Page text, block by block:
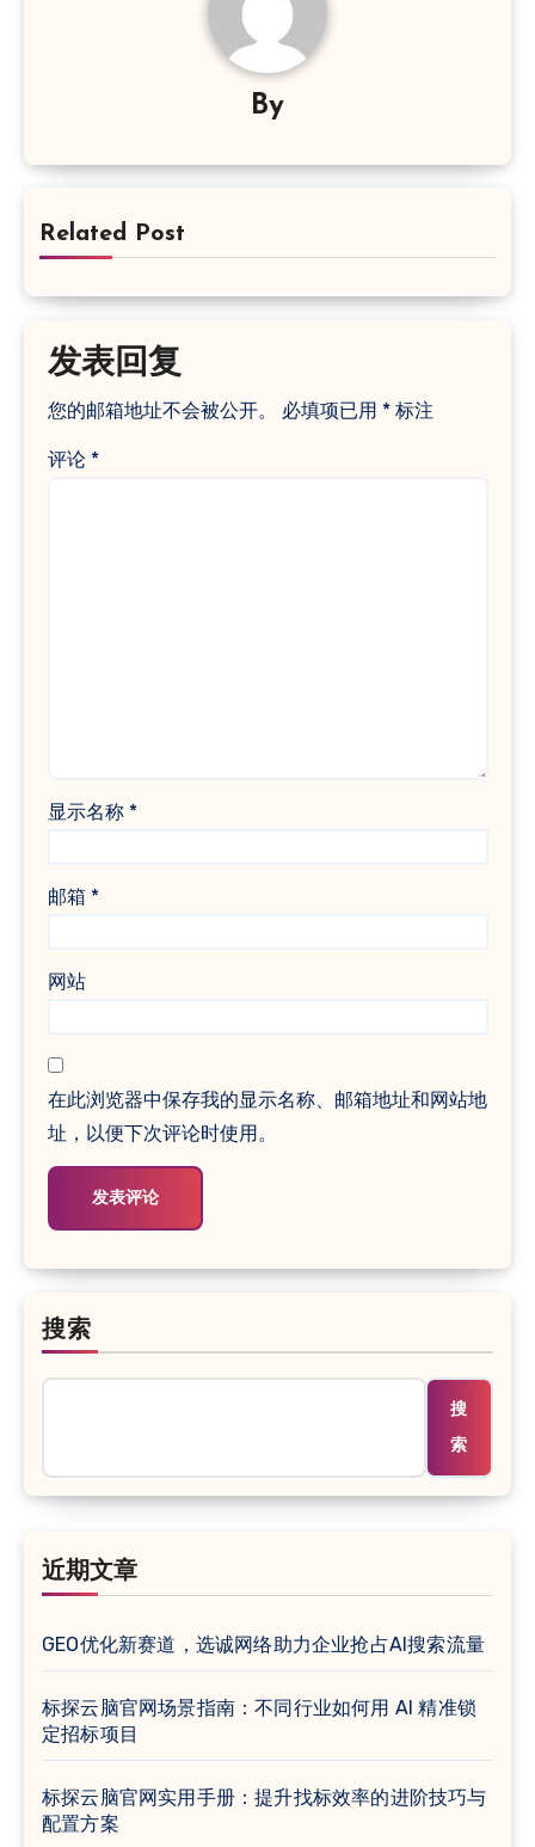
By
Related Post
发表回复
您的邮箱地址不会被公开。 必填项已用 *标注
评论 *
显示名称 *
邮箱 *
网站
在此浏览器中保存我的显示名称、邮箱地址和网站地
址，以便下次评论时使用。
搜索
搜
索
近期文章
GEO优化新赛道，选诚网络助力企业抢占AI搜索流量
标探云脑官网场景指南：不同行业如何用 AI 精准锁
定招标项目
标探云脑官网实用手册：提升找标效率的进阶技巧与
配置方案